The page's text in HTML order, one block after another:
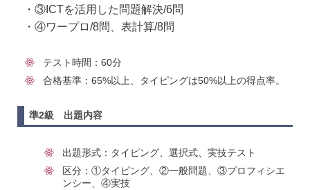
・③ICTを活用した問題解決/6問
・④ワープロ/8問、表計算/8問
テスト時間：60分
合格基準：65%以上、タイピングは50%以上の得点率。
準2級 出題内容
出題形式：タイピング、選択式、実技テスト
区分：①タイピング、②一般問題、③プロフィシエ
ンシー、④実技